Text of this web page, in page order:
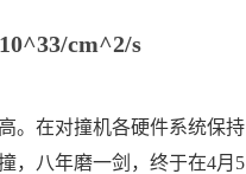
cm^2/s
。在对撞机各硬件系统保
八年磨一剑，终于在4月5